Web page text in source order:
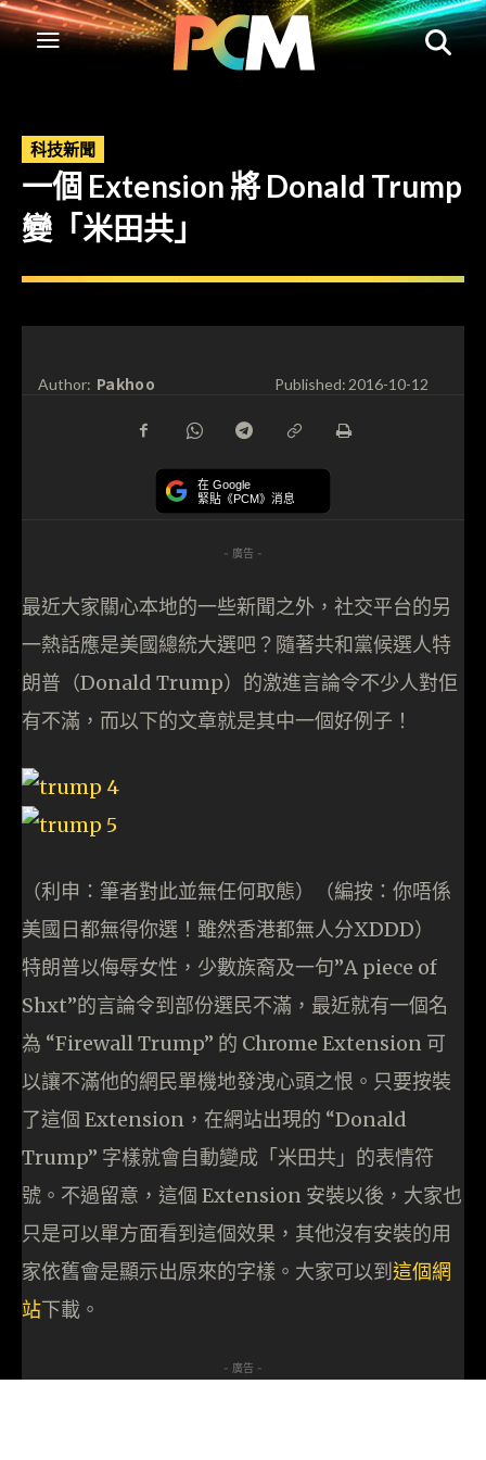
科技新聞
一個 Extension 將 Donald Trump
變「米田共」
Author: Pakhoo Published:2016-10-12
在 Google
緊貼《PCM》消息
- 廣告 -
最近大家關心本地的一些新聞之外，社交平台的另
一熱話應是美國總統大選吧？隨著共和黨候選人特
朗普（Donald Trump）的激進言論令不少人對佢
有不滿，而以下的文章就是其中一個好例子！
（利申：筆者對此並無任何取態）（編按：你唔係
美國日都無得你選！雖然香港都無人分XDDD）
特朗普以侮辱女性，少數族裔及一句”A piece of
Shxt”的言論令到部份選民不滿，最近就有一個名
為 “Firewall Trump” 的 Chrome Extension 可
以讓不滿他的網民單機地發洩心頭之恨。只要按裝
了這個 Extension，在網站出現的 “Donald
Trump” 字樣就會自動變成「米田共」的表情符
號。不過留意，這個 Extension 安裝以後，大家也
只是可以單方面看到這個效果，其他沒有安裝的用
家依舊會是顯示出原來的字樣。大家可以到 這個網
站下載。
- 廣告 -